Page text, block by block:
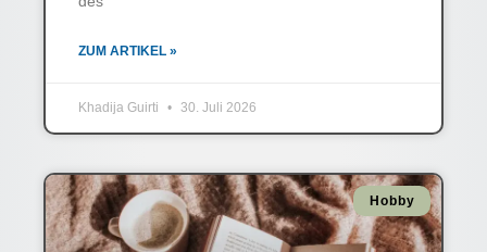
ZUM ARTIKEL »
Khadija Guirti 30. Juli 2026
Hobby